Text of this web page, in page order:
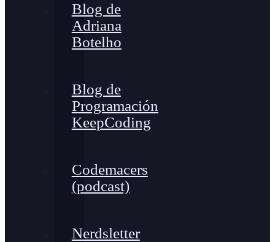
Blog de
Adriana
Botelho
Blog de
Programación
KeepCoding
Codemacers
(podcast)
Nerdsletter